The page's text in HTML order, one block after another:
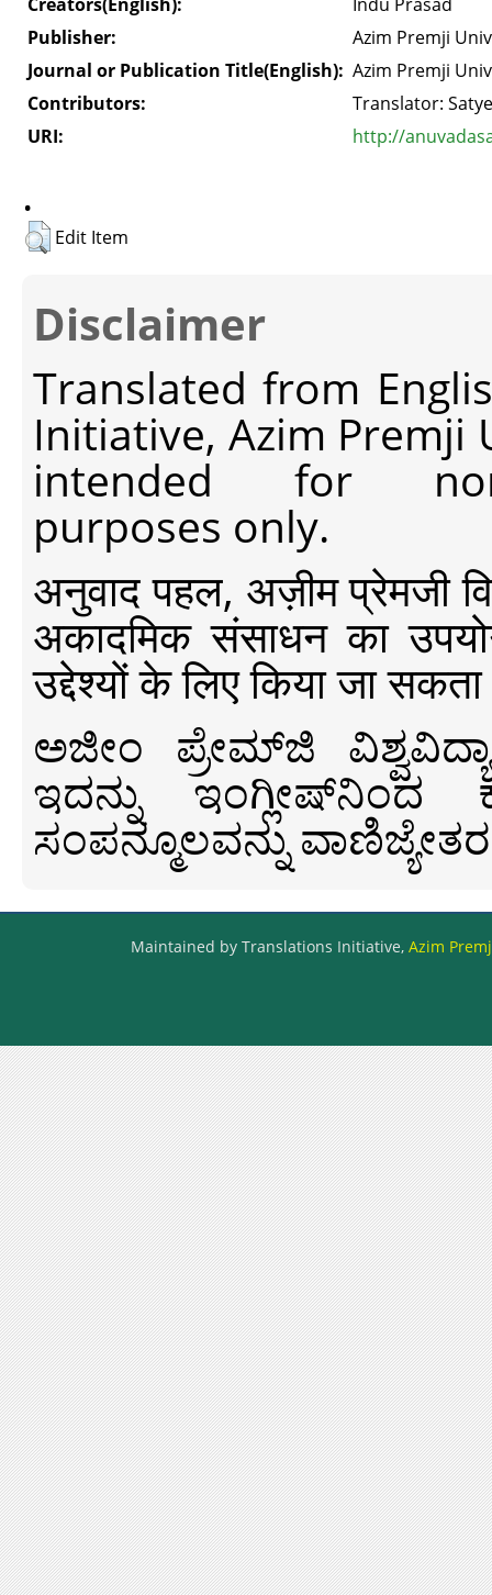
Publisher:
Azim Premji
Journal or Publication Title(English): Azim Premji
Contributors:
Translator:
URI:
http://
.
Edit Item
Disclaimer
Translated from
Initiative, Azim Premji
intended for non-
purposes only.
अनुवाद पहल, अज़ीम प्रेमजी
अकादमिक संसाधन का
उद्देश्यों के लिए किया जा
ಅಜೀಂ ಪ್ರೇಮ್‍ಜಿ
ಇದನ್ನು ಇಂಗ್ಲೀಷ್‍ನಿಂದ
ಸಂಪನ್ಮೂಲವನ್ನು
Maintained by Translations Initiative, Azim